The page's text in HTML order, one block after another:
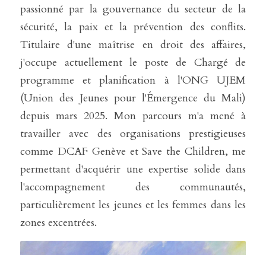
passionné par la gouvernance du secteur de la
sécurité, la paix et la prévention des conflits.
Titulaire d'une maîtrise en droit des affaires,
j'occupe actuellement le poste de Chargé de
programme et planification à l'ONG UJEM
(Union des Jeunes pour l'Émergence du Mali)
depuis mars 2025. Mon parcours m'a mené à
travailler avec des organisations prestigieuses
comme DCAF Genève et Save the Children, me
permettant d'acquérir une expertise solide dans
l'accompagnement des communautés,
particulièrement les jeunes et les femmes dans les
zones excentrées.